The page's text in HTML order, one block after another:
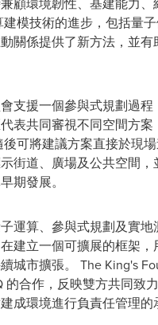
模技術的進步，包括量
關係提供了新方法，並
支援一個參與式規劃過
表共同審視不同空間方
後可將建議方案直接於現
街道、廣場及公共空間
期發展。
運算、參與式規劃及實
建立一個可擴展的框架
城市擴張。 The King's
的合作，反映雙方共同致
成環境進行負責任管理的